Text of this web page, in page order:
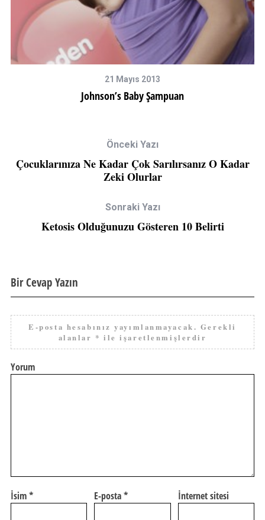
21 Mayıs 2013
Johnson’s Baby Şampuan
Önceki Yazı
Çocuklarınıza Ne Kadar Çok Sarılırsanız O Kadar
Zeki Olurlar
Sonraki Yazı
Ketosis Olduğunuzu Gösteren 10 Belirti
Bir Cevap Yazın
E-posta hesabınız yayımlanmayacak. Gerekli
alanlar * ile işaretlenmişlerdir
Yorum
İsim* E-posta* İnternet sitesi